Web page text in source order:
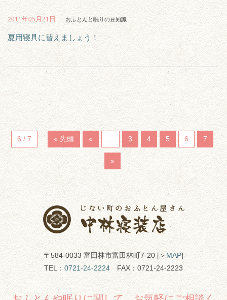
2011年05月21日 おふとんと眠りの豆知識
夏用寝具に替えましょう！
6 / 7 « 先頭 « ... 3 4 5 6 7
»
〒584-0033 富田林市富田林町7-20 [＞MAP]
TEL：0721-24-2224 FAX：0721-24-2223